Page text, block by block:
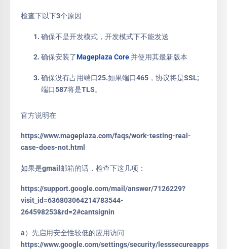
检查下以下3个原因
确保不是开发模式，开发模式下不能发送
确保安装了Mageplaza Core 并使用其最新版本
确保没有占用端口25.如果端口465，协议将是SSL;
端口587将是TLS。
官方说明在
https://www.mageplaza.com/faqs/work-testing-real-
case-does-not.html
如果是gmail邮箱的话，检查下这几项：
https://support.google.com/mail/answer/7126229?
visit_id=636803064214783544-
264598253&rd=2#cantsignin
a）先启用安全性较低的应用访问
https://www.google.com/settings/security/lesssecureapps